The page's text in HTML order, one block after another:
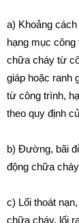
a) Khoảng
hạng mục công
chữa cháy từ
giáp hoặc ranh
từ công trình,
theo quy định
b) Đường, bãi
động chữa
c) Lối thoát
chữa cháy, lối